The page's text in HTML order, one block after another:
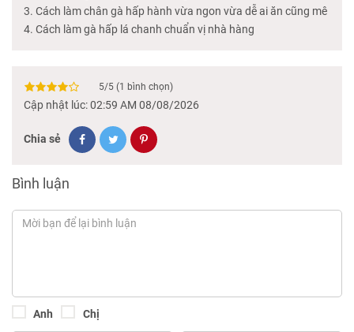
Cách làm chân gà hấp hành vừa ngon vừa dễ ai ăn cũng mê
Cách làm gà hấp lá chanh chuẩn vị nhà hàng
5/5 (1 bình chọn)
Cập nhật lúc: 02:59 AM 08/08/2026
Chia sẻ
Bình luận
Anh Chị